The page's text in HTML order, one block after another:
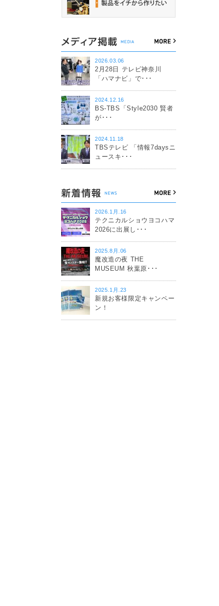
2026.03.06
2月28日 テレビ神奈川
「ハマナビ」で･･･
2024.12.16
BS-TBS「Style2030 賢者
が･･･
2024.11.18
TBSテレビ 「情報7daysニ
ュースキ･･･
2026.1月.16
テクニカルショウヨコハマ
2026に出展し･･･
2025.8月.06
魔改造の夜 THE
MUSEUM 秋葉原･･･
2025.1月.23
新規お客様限定キャンペー
ン！